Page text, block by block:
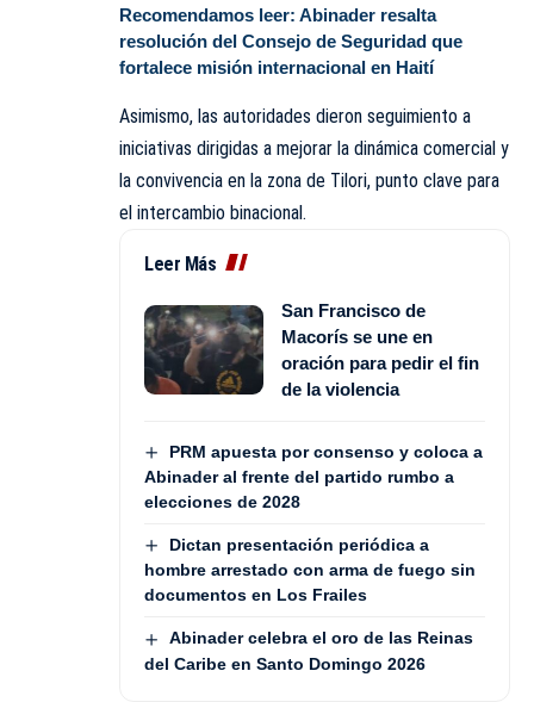
Recomendamos leer: Abinader resalta
resolución del Consejo de Seguridad que
fortalece misión internacional en Haití
Asimismo, las autoridades dieron seguimiento a
iniciativas dirigidas a mejorar la dinámica comercial y
la convivencia en la zona de Tilori, punto clave para
el intercambio binacional.
Leer Más
San Francisco de
Macorís se une en
oración para pedir el fin
de la violencia
PRM apuesta por consenso y coloca a
Abinader al frente del partido rumbo a
elecciones de 2028
Dictan presentación periódica a
hombre arrestado con arma de fuego sin
documentos en Los Frailes
Abinader celebra el oro de las Reinas
del Caribe en Santo Domingo 2026